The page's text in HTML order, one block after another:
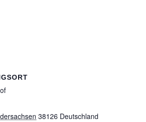
38126 Deutschland
Reichsstraße 6
Wolfenbüttel